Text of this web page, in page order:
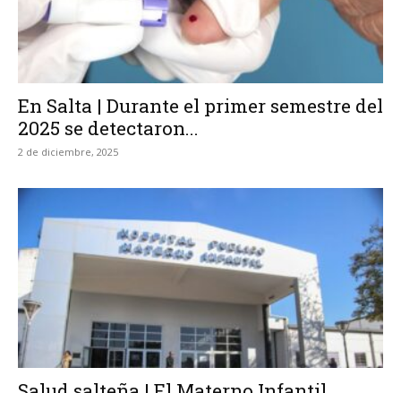
En Salta | Durante el primer semestre del
2025 se detectaron...
2 de diciembre, 2025